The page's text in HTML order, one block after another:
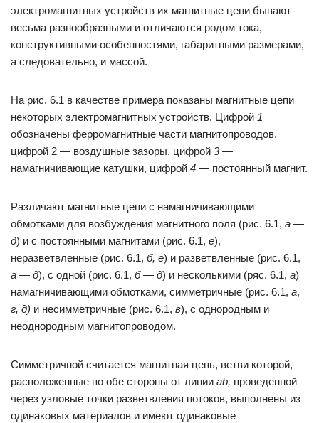
электромагнитных устройств их магнитные цепи бывают
весьма разнообразными и отличаются родом тока,
конструктивными особенностями, габаритными размерами,
а следовательно, и массой.
На рис. 6.1 в качестве примера показаны магнитные цепи
некоторых электромагнитных устройств. Цифрой 1
обозначены ферромагнитные части магнитопроводов,
цифрой 2 — воздушные зазоры, цифрой 3—
намагничивающие катушки, цифрой 4 — постоянный магнит.
Различают магнитные цепи с намагничивающими
обмотками для возбуждения магнитного поля (рис. 6.1, а —
д) и с постоянными магнитами (рис. 6.1, е),
неразветвленные (рис. 6.1, б, е) и разветвленные (рис. 6.1,
а — д), с одной (рис. 6.1, б — д) и несколькими (ряс. 6.1, а)
намагничивающими обмотками, симметричные (рис. 6.1, а,
г, д) и несимметричные (рис. 6.1, в), с однородным и
неоднородным магнитопроводом.
Симметричной считается магнитная цепь, ветви которой,
расположенные по обе стороны от линии аb, проведенной
через узловые точки разветвления потоков, выполнены из
одинаковых материалов и имеют одинаковые